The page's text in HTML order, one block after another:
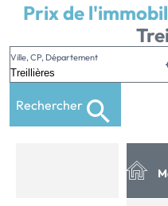
Prix de
Ville, CP, Département
Rechercher